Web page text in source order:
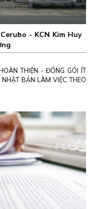
- KCN Kim Huy
THIỆN - ĐÓNG GÓI ÍT
BẢN LÀM VIỆC THEO